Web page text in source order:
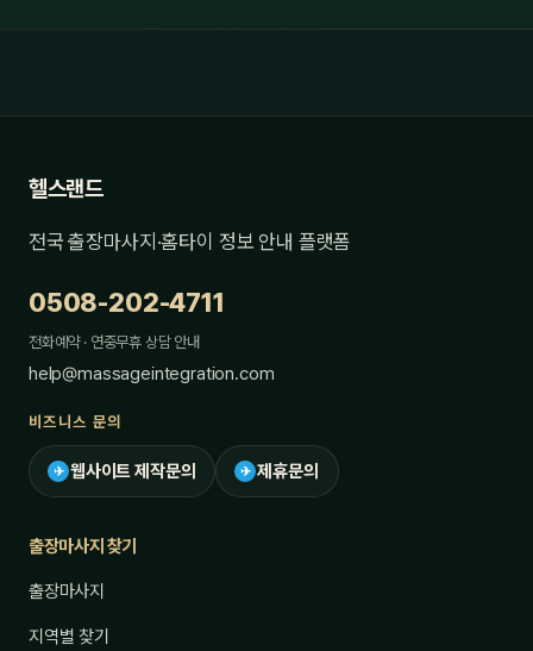
헬스랜드
전국 출장마사지·홈타이 정보 안내 플랫폼
0508-202-4711
전화예약 · 연중무휴 상담 안내
help@massageintegration.com
비즈니스 문의
✈ 웹사이트 제작문의 ✈ 제휴문의
출장마사지 찾기
출장마사지
지역별 찾기